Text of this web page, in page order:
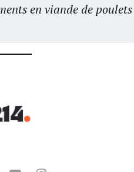
en viande de poulets